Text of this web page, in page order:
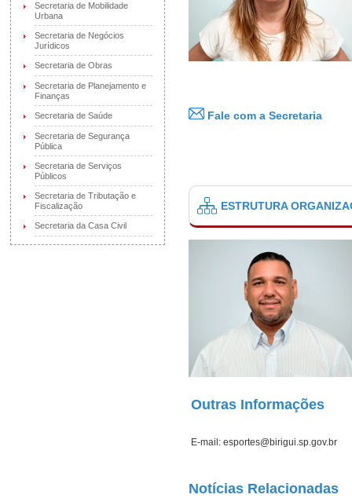
Secretaria de Mobilidade
Urbana
Secretaria de Negócios
Jurídicos
Secretaria de Obras
Secretaria de Planejamento e
Finanças
Secretaria de Saúde
Secretaria de Segurança
Pública
Secretaria de Serviços
Públicos
Secretaria de Tributação e
Fiscalização
Secretaria da Casa Civil
Fale com a Secretaria
ESTRUTURA
Outras Informações
E-mail: esportes@birigui.sp.gov.br
Notícias Relacionadas